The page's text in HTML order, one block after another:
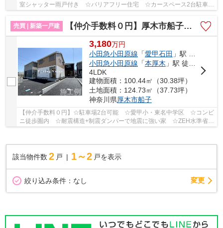
室シャッター雨戸付き ☆バリアフリー住宅 ☆カースペース2台駐車可
売買 | 新築一戸建
【仲介手数料０円】厚木市船子第7 新築一戸建て 全3棟
3,180万円
小田急小田原線 「愛甲石田 」駅 バス4分 「船子」 停歩8分
小田急小田原線 「本厚木 」駅 徒歩25分
4LDK
建物面積：100.44㎡（30.38坪）
土地面積：124.73㎡（37.73坪）
神奈川県厚木市船子
【仲介手数料０円】☆駐車場2台可能 ☆愛甲小・東名中学区 ☆コンビ
ニ徒歩圏内 ☆耐震構造+制震ダンパーで地震に強い家 ☆ZEH水準省エ
該当物件数 2 戸 1～2 戸を表示
絞り込み条件： なし 変更